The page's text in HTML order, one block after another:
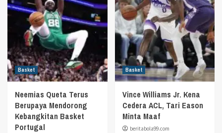
Basket
Neemias Queta Terus
Berupaya Mendorong
Kebangkitan Basket
Portugal
Basket
Vince Williams Jr. Kena
Cedera ACL, Tari Eason
Minta Maaf
beritabola99.com